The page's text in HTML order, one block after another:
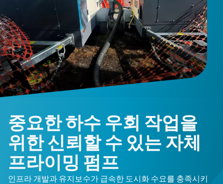
중요한 하수 우회 작업을
위한 신뢰할 수 있는 자체
프라이밍 펌프
인프라 개발과 유지보수가 급속한 도시화 수요를 충족시키